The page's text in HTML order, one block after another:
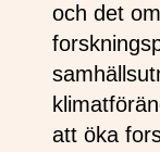
och det
att öka